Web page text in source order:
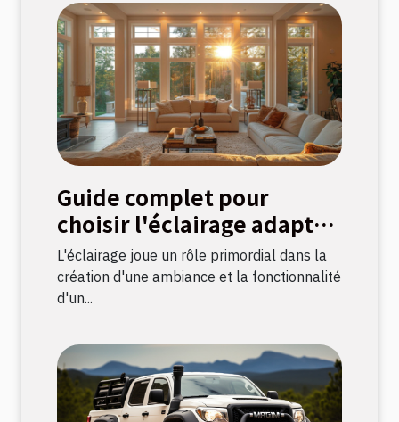
Guide complet pour
choisir l'éclairage adapté
à chaque pièce
L'éclairage joue un rôle primordial dans la
création d'une ambiance et la fonctionnalité
d'un...